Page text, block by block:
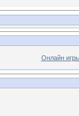
Онлайн